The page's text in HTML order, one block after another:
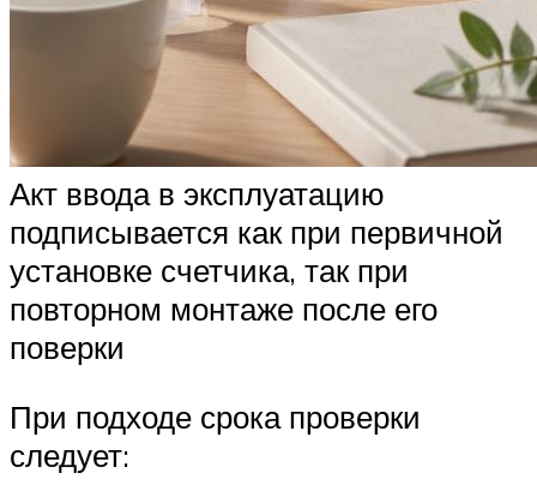
Акт ввода в эксплуатацию
подписывается как при первичной
установке счетчика, так при
повторном монтаже после его
поверки
При подходе срока проверки
следует: